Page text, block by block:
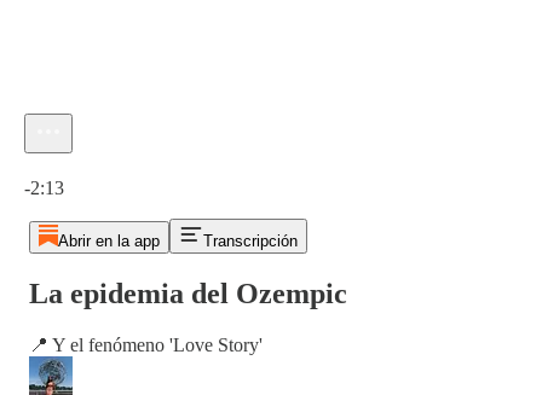
-2:13
Abrir en la app Transcripción
La epidemia del Ozempic
📍 Y el fenómeno 'Love Story'